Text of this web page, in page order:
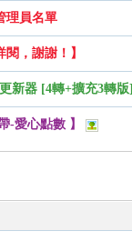
理員名單
閱，謝謝！】
新器 [4轉+擴充3轉版]
-愛心點數 】